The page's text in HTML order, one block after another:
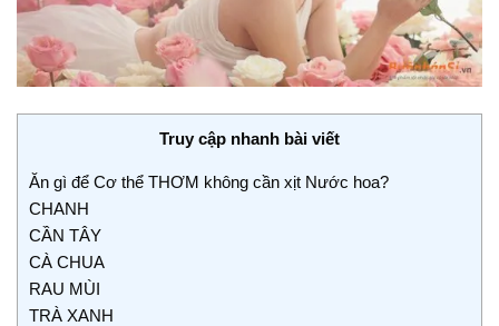
Truy cập nhanh bài viết
Ăn gì để Cơ thể THƠM không cần xịt Nước hoa?
CHANH
CẦN TÂY
CÀ CHUA
RAU MÙI
TRÀ XANH